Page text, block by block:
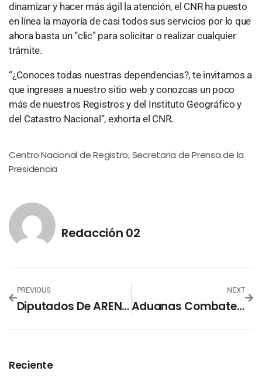
dinamizar y hacer más ágil la atención, el CNR ha puesto
en línea la mayoría de casi todos sus servicios por lo que
ahora basta un “clic” para solicitar o realizar cualquier
trámite.
“¿Conoces todas nuestras dependencias?, te invitamos a
que ingreses a nuestro sitio web y conozcas un poco
más de nuestros Registros y del Instituto Geográfico y
del Catastro Nacional”, exhorta el CNR.
Centro Nacional de Registro, Secretaria de Prensa de la
Presidencia
Redacción 02
PREVIOUS
Diputados De ARENA Y FMLN Ausentes En La Reunión Sobre El Presupuesto 2020
NEXT
Aduanas Combate Evasión Y Contrabando De Mercancías
Reciente